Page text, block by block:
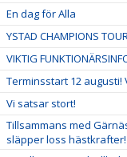
En dag för Alla
YSTAD CHAMPIONS
VIKTIG
Terminsstart 12 augusti!
Vi satsar stort!
Tillsammans med
släpper loss hästkrafter!